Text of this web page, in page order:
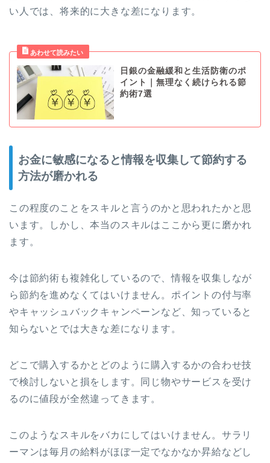
い人では、将来的に大きな差になります。
日銀の金融緩和と生活防衛のポ
イント｜無理なく続けられる節
約術7選
お金に敏感になると情報を収集して節約する
方法が磨かれる
この程度のことをスキルと言うのかと思われたかと思
います。しかし、本当のスキルはここから更に磨かれ
ます。
今は節約術も複雑化しているので、情報を収集しなが
ら節約を進めなくてはいけません。ポイントの付与率
やキャッシュバックキャンペーンなど、知っていると
知らないとでは大きな差になります。
どこで購入するかとどのように購入するかの合わせ技
で検討しないと損をします。同じ物やサービスを受け
るのに値段が全然違ってきます。
このようなスキルをバカにしてはいけません。サラリ
ーマンは毎月の給料がほぼ一定でなかなか昇給などし